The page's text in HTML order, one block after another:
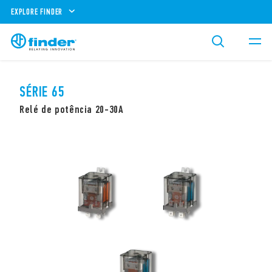
EXPLORE FINDER
SÉRIE 65
Relé de potência 20-30A